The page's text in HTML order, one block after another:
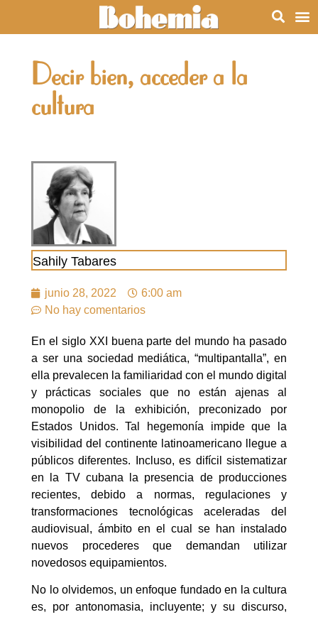
Decir bien, acceder a la
cultura
Sahily Tabares
junio 28, 2022
6:00 am
No hay comentarios
En el siglo XXI buena parte del mundo ha pasado
a ser una sociedad mediática, “multipantalla”, en
ella prevalecen la familiaridad con el mundo digital
y prácticas sociales que no están ajenas al
monopolio de la exhibición, preconizado por
Estados Unidos. Tal hegemonía impide que la
visibilidad del continente latinoamericano llegue a
públicos diferentes. Incluso, es difícil sistematizar
en la TV cubana la presencia de producciones
recientes, debido a normas, regulaciones y
transformaciones tecnológicas aceleradas del
audiovisual, ámbito en el cual se han instalado
nuevos procederes que demandan utilizar
novedosos equipamientos.
No lo olvidemos, un enfoque fundado en la cultura
es, por antonomasia, incluyente; y su discurso,